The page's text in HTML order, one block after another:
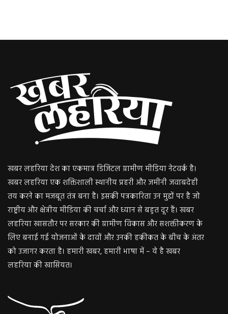
खबर लहरिया देश का एकमात्र डिजिटल ग्रामीण मीडिया नेटवर्क है।
खबर लहरिया एक शक्तिशाली स्थानीय प्रहरी और जमीनी जवाबदेही
तय करने का मजबूत तंत्र बना है। इसकी पत्रकारिता उन मुद्दों पर है जो
राष्ट्रीय और क्षेत्रीय मीडिया की चर्चा और ध्यान से बहुत दूर हैं। खबर
लहरिया खासतौर पर सरकार की ग्रामीण विकास और सशक्तीकरण के
लिए बनाई गई योजनाओं के दावों और उनकी हकीकत के बीच के अंतर
को उजागर करता है। हमारी खबर, हमारी भाषा में – ये है खबर
लहरिया की खासियत।